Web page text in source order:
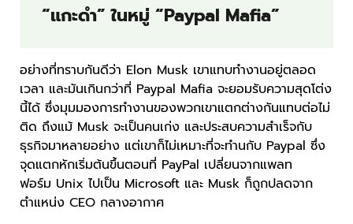
“แกะดำ” ในหมู่ “Paypal Mafia”
อย่างที่ทราบกันดีว่า Elon Musk เขาแทบทำงานอยู่ตลอด
เวลา และมันเกินกว่าที่ Paypal Mafia จะยอมรับความสุดโต่ง
นี้ได้ ซึ่งมุมมองการทำงานของพวกเขาแตกต่างกันแทบต่อไม่
ติด ถึงแม้ Musk จะเป็นคนเก่ง และประสบความสำเร็จกับ
ธุรกิจมาหลายอย่าง แต่เขาก็ไม่เหมาะที่จะทำนกับ Paypal ซึ่ง
จุดแตกหักเริ่มต้นขึ้นตอนที่ PayPal เปลี่ยนจากแพลท
ฟอร์ม Unix ไปเป็น Microsoft และ Musk ก็ถูกปลดจาก
ตำแหน่ง CEO กลางอากาศ